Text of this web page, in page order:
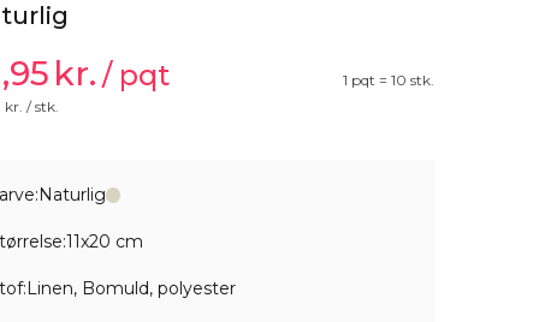
kr. / pqt
1 pqt = 10 stk.
kr. / stk.
Naturlig
11x20 cm
Linen, Bomuld, polyester